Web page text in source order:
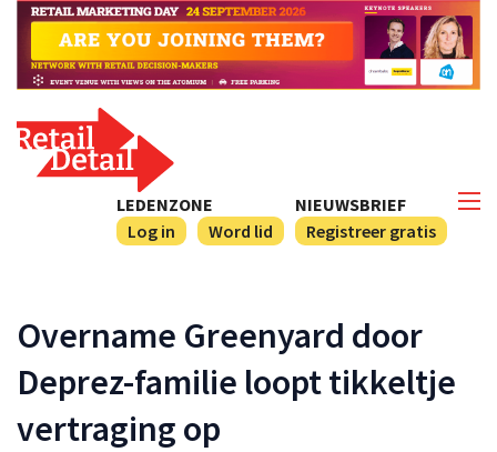
NIEUWSBRIEF
Registreer gratis
LEDENZONE
Log in
Word lid
Overname Greenyard door
Deprez-familie loopt tikkeltje
vertraging op